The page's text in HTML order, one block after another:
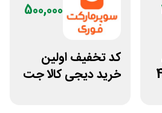
500,000
کد تخفیف اولین
خرید دیجی کالا جت